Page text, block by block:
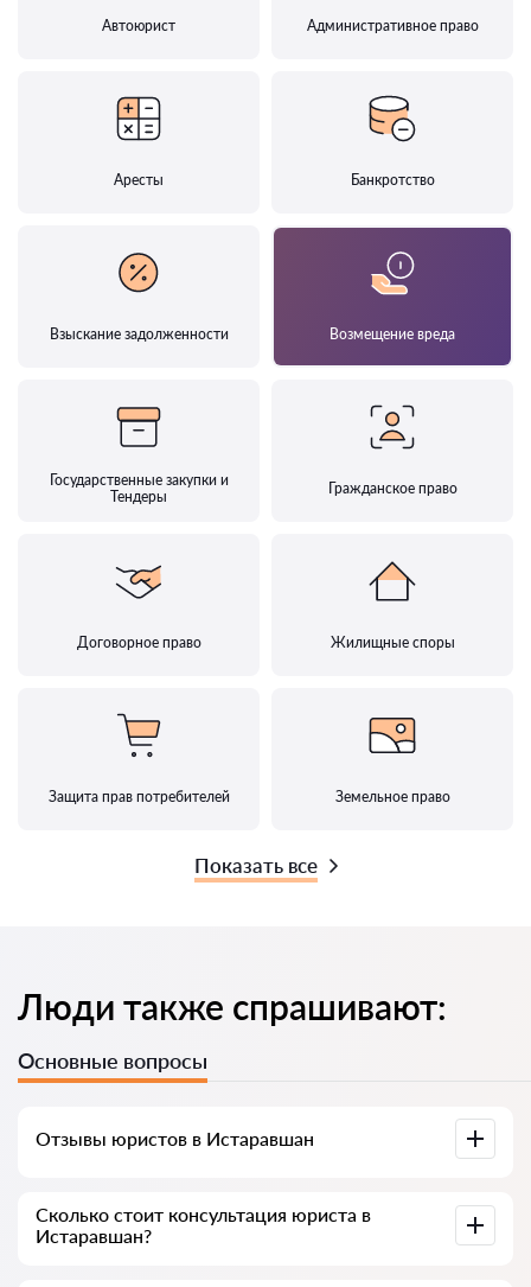
Автоюрист Административное право
Аресты Банкротство
Взыскание задолженности Возмещение вреда
Государственные закупки и
Тендеры
Гражданское право
Договорное право Жилищные споры
Защита прав потребителей Земельное право
Показать все
Люди также спрашивают:
Основные вопросы
Отзывы юристов в Истаравшан
Advokat-tj.com — полезны для выбора специалиста.
Сколько стоит консультация юриста в
Истаравшан?